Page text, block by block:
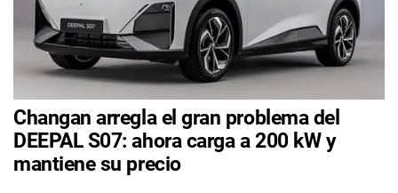
Changan arregla el gran problema del
DEEPAL S07: ahora carga a 200 kW y
mantiene su precio